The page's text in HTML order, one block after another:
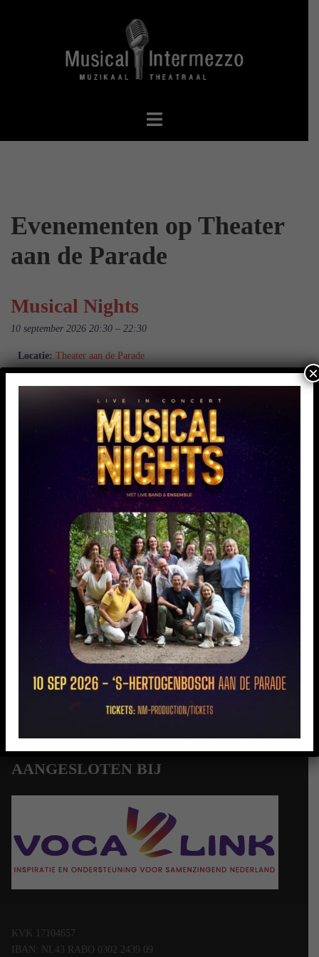
Evenementen op Theater
aan de Parade
Musical Nights
10 september 2026 20:30 – 22:30
Locatie: Theater aan de Parade
Facebook
Pinterest
Snapchat
X WhatsApp
CONTACT
Ploegveld 41, 5261 GD Vught
06-22968396
info@musicalintermezzo.nl
AANGESLOTEN BIJ
KVK 17104657
IBAN: NL43 RABO 0302 2439 09
×